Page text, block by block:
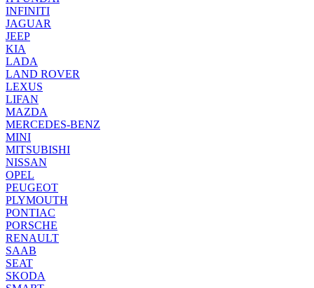
INFINITI
JAGUAR
JEEP
KIA
LADA
LAND ROVER
LEXUS
LIFAN
MAZDA
MERCEDES-BENZ
MINI
MITSUBISHI
NISSAN
OPEL
PEUGEOT
PLYMOUTH
PONTIAC
PORSCHE
RENAULT
SAAB
SEAT
SKODA